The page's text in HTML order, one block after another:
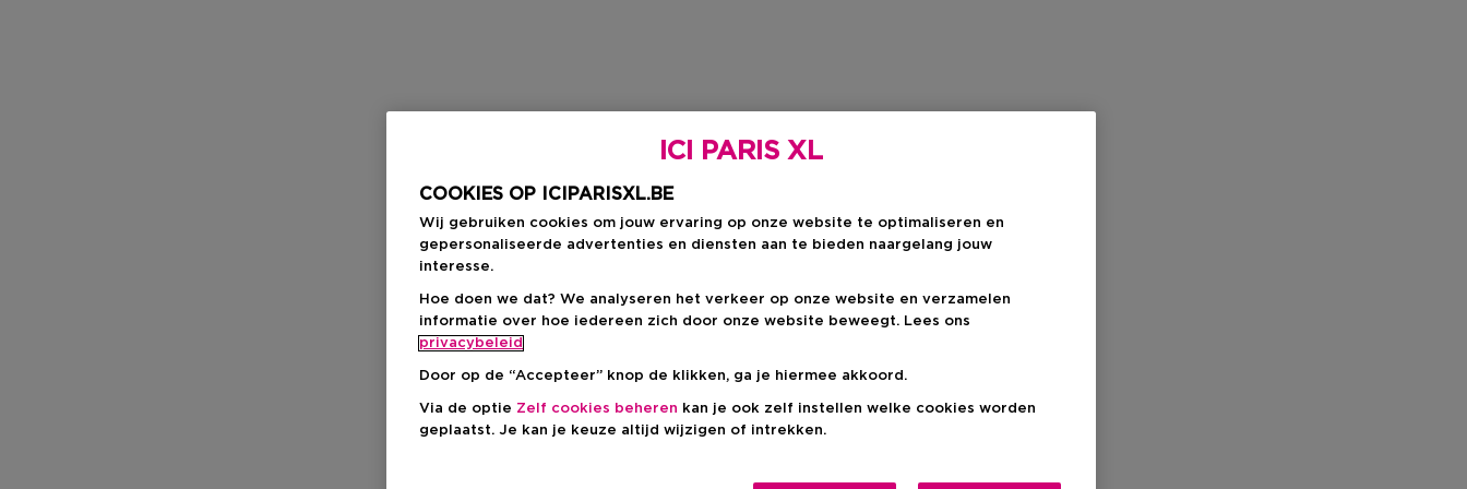
ICI PARIS XL
COOKIES OP ICIPARISXL.BE
Wij gebruiken cookies om jouw ervaring op onze website te optimaliseren en
gepersonaliseerde advertenties en diensten aan te bieden naargelang jouw
interesse.
Hoe doen we dat? We analyseren het verkeer op onze website en verzamelen
informatie over hoe iedereen zich door onze website beweegt. Lees ons
privacybeleid
Door op de “Accepteer” knop de klikken, ga je hiermee akkoord.
Via de optie Zelf cookies beheren kan je ook zelf instellen welke cookies worden
geplaatst. Je kan je keuze altijd wijzigen of intrekken.